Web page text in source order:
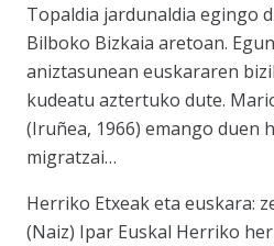
Topaldia jardunaldia egingo
Bilboko Bizkaia aretoan.
aniztasunean euskararen
kudeatu aztertuko dute.
(Iruñea, 1966) emango duen
migratzai…
Herriko Etxeak eta euskara:
(Naiz) Ipar Euskal Herriko